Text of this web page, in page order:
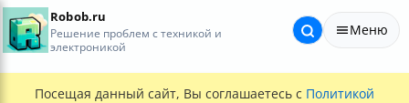
Robob.ru
Решение проблем с техникой и
электроникой
Меню
Посещая данный сайт, Вы соглашаетесь с Политикой